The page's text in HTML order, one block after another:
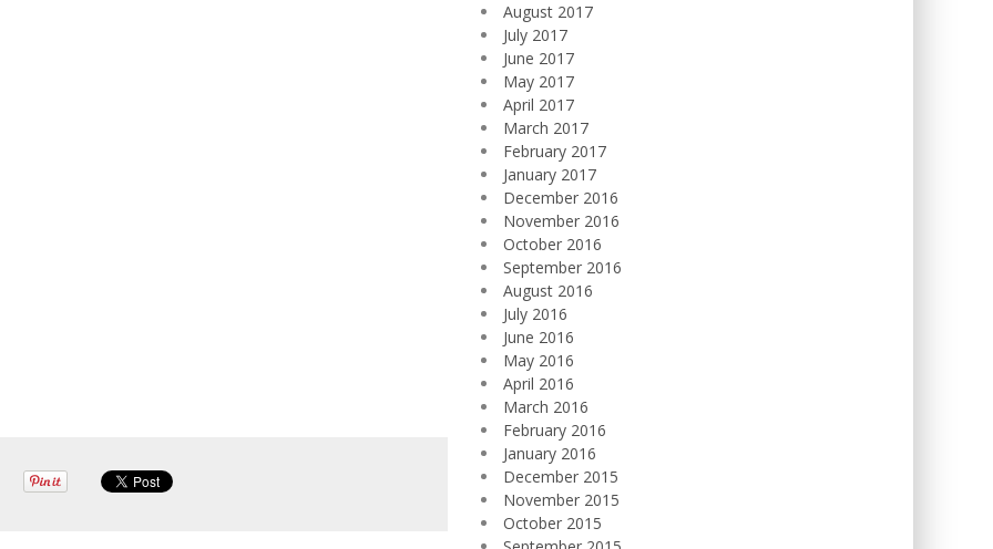
August 2017
July 2017
June 2017
May 2017
April 2017
March 2017
February 2017
January 2017
December 2016
November 2016
October 2016
September 2016
August 2016
July 2016
June 2016
May 2016
April 2016
March 2016
February 2016
January 2016
December 2015
November 2015
October 2015